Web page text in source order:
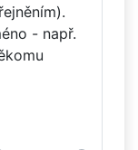
- např.